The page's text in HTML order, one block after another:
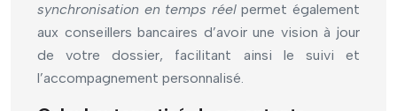
synchronisation en temps réelpermet également
aux conseillers bancaires d’avoir une vision à jour
de votre dossier, facilitant ainsi le suivi et
l’accompagnement personnalisé.